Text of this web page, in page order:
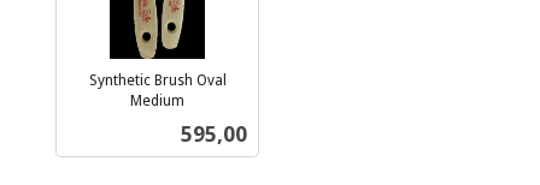
Synthetic Brush Oval
Medium
Pris
595,00